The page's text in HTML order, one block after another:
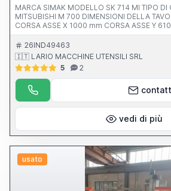
MARCA SIMAK MODELLO SK 714 MI TIPO DI
MITSUBISHI M 700 DIMENSIONI DELLA
CORSA ASSE X 1000 mm CORSA ASSE Y 610 mm CORSA ASSE Z
550 mm AVANZAMENTO RAPIDO ASSI X-Y-Z ATTACCO MANDRINO
POTENZA MOTORE MANDRINO 10.0000
CE 2012 INGOMBRI 2100x2400x2500 mm PESO 5500 kg
ACCESSORI NOTE ALTA PRESSIONE 20 BAR
26IND49463
🇮🇹 LARIO MACCHINE UTENSILI SRL
5
2
vedi di più
usato